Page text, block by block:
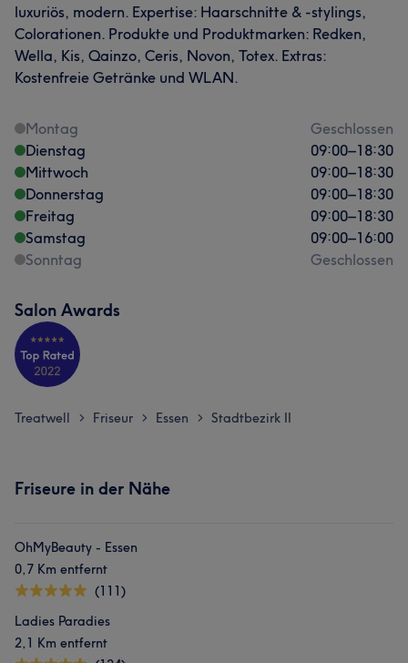
luxuriös, modern. Expertise: Haarschnitte & -stylings,
Colorationen. Produkte und Produktmarken: Redken,
Wella, Kis, Qainzo, Ceris, Novon, Totex. Extras:
Kostenfreie Getränke und WLAN.
Montag
Geschlossen
Dienstag
09:00–18:30
Mittwoch
09:00–18:30
Donnerstag
09:00–18:30
Freitag
09:00–18:30
Samstag
09:00–16:00
Sonntag
Geschlossen
Salon Awards
Treatwell > Friseur > Essen > Stadtbezirk II
Friseure in der Nähe
OhMyBeauty - Essen
0,7 Km entfernt
(111)
Ladies Paradies
2,1 Km entfernt